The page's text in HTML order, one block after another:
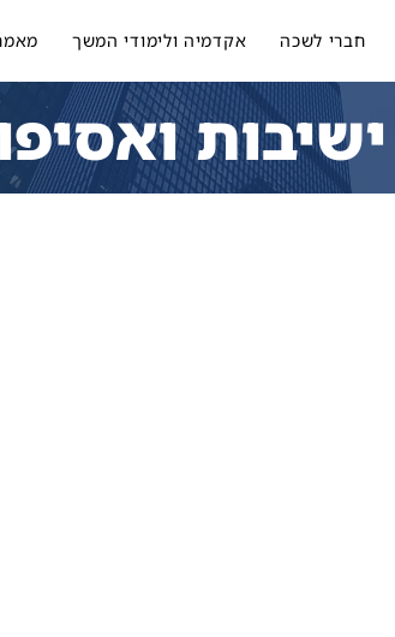
חברי לשכה אקדמיה ולימודי המשך
ישיבות